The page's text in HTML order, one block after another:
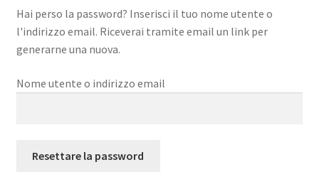
Servizi
Contatti
Hai perso la password? Inserisci il tuo nome utente o
l'indirizzo email. Riceverai tramite email un link per
generarne una nuova.
Nome utente o indirizzo email
Resettare la password